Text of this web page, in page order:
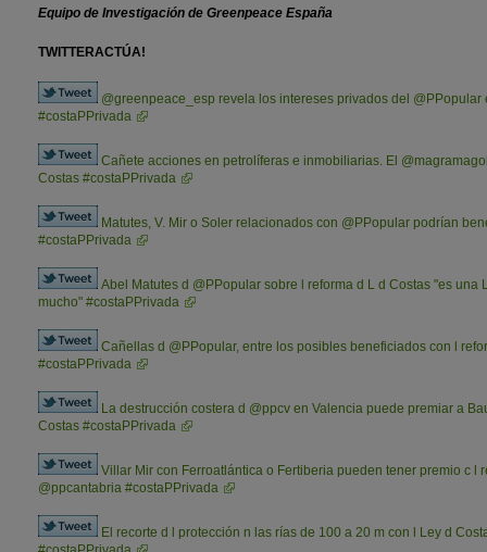
Equipo de Investigación de Greenpeace España
TWITTERACTÚA!
@greenpeace_esp revela los intereses privados del
#costaPPrivada
Cañete acciones en petrolíferas e inmobiliarias. El
Costas #costaPPrivada
Matutes, V. Mir o Soler relacionados con @PPopular podrían
#costaPPrivada
Abel Matutes d @PPopular sobre l reforma d L d Costas "es una
mucho" #costaPPrivada
Cañellas d @PPopular, entre los posibles beneficiados con l
#costaPPrivada
La destrucción costera d @ppcv en Valencia puede premiar a
Costas #costaPPrivada
Villar Mir con Ferroatlántica o Fertiberia pueden tener premio c l
@ppcantabria #costaPPrivada
El recorte d l protección n las rías de 100 a 20 m con l Ley d